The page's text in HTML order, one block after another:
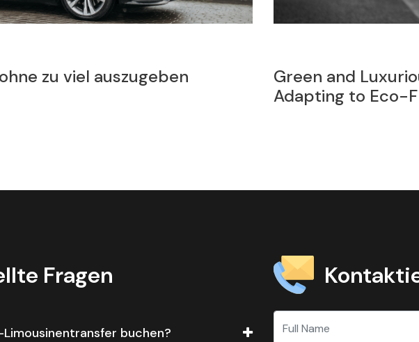
Limousine Services Are
The Ultimate
Limousine
Fragen
buchen?